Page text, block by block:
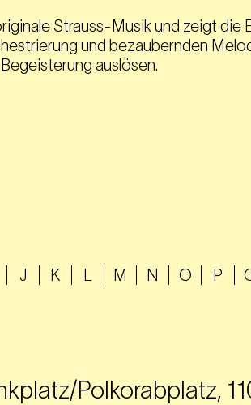
Strauss-Musik und zeigt die
und bezaubernden
auslösen.
J K L M N O P
Polkorabplatz,